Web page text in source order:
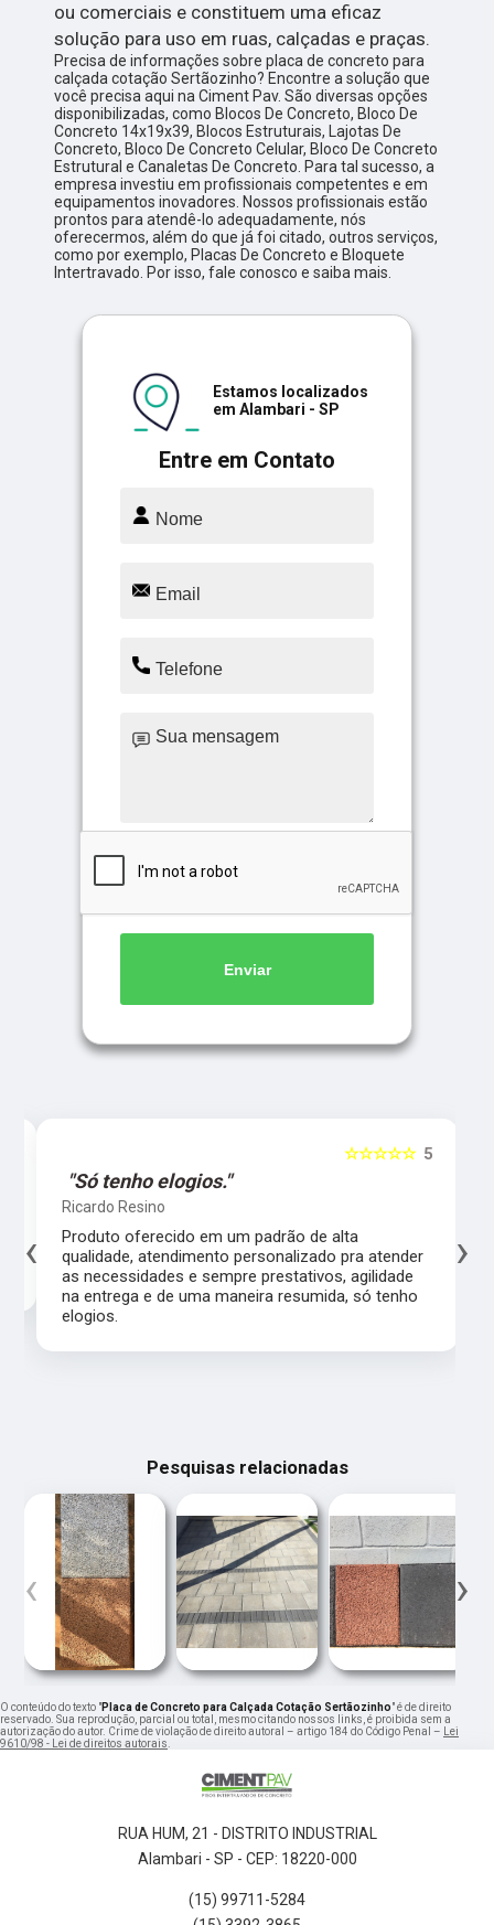
ou comerciais e constituem uma eficaz
solução para uso em ruas, calçadas e praças.
Precisa de informações sobre placa de concreto para
calçada cotação Sertãozinho? Encontre a solução que
você precisa aqui na Ciment Pav. São diversas opções
disponibilizadas, como Blocos De Concreto, Bloco De
Concreto 14x19x39, Blocos Estruturais, Lajotas De
Concreto, Bloco De Concreto Celular, Bloco De Concreto
Estrutural e Canaletas De Concreto. Para tal sucesso, a
empresa investiu em profissionais competentes e em
equipamentos inovadores. Nossos profissionais estão
prontos para atendê-lo adequadamente, nós
oferecermos, além do que já foi citado, outros serviços,
como por exemplo, Placas De Concreto e Bloquete
Intertravado. Por isso, fale conosco e saiba mais.
Entre em Contato
Estamos localizados
em Alambari - SP
Enviar
5
☆☆☆☆☆
"Só tenho elogios."
Ricardo Resino
Produto oferecido em um padrão de alta
qualidade, atendimento personalizado pra atender
as necessidades e sempre prestativos, agilidade
na entrega e de uma maneira resumida, só tenho
elogios.
‹ ›
Pesquisas relacionadas
‹ ›
O conteúdo do texto "Placa de Concreto para Calçada Cotação Sertãozinho" é de direito
reservado. Sua reprodução, parcial ou total, mesmo citando nossos links, é proibida sem a
autorização do autor. Crime de violação de direito autoral – artigo 184 do Código Penal – Lei
9610/98 - Lei de direitos autorais.
RUA HUM, 21 - DISTRITO INDUSTRIAL
Alambari - SP - CEP: 18220-000
(15) 99711-5284